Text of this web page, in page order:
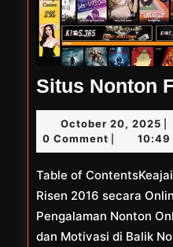
Situs Nonton
October 20, 2025
0 Comment 10:49
Table of
Risen 2016 secara
Pengalaman Nonton
dan Motivasi di Balik